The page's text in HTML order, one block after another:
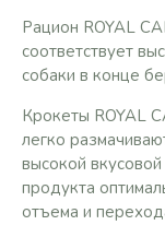
Рацион ROYAL
соответствует
собаки в конце
Крокеты ROYAL
легко
высокой
продукта
отъема и